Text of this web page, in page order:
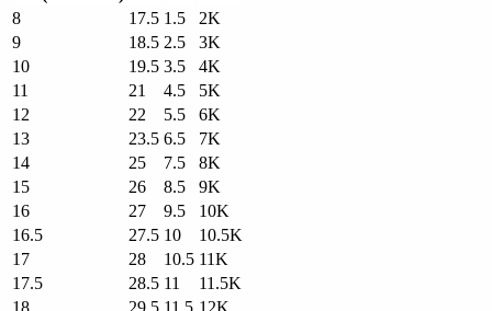
8
17.5 1.5
2K
9
18.5 2.5
3K
10
19.5 3.5
4K
11
21 4.5
5K
12
22 5.5
6K
13
23.5 6.5
7K
14
25 7.5
8K
15
26 8.5
9K
16
27 9.5
10K
16.5
27.5 10
10.5K
17
28 10.5 11K
17.5
28.5 11
11.5K